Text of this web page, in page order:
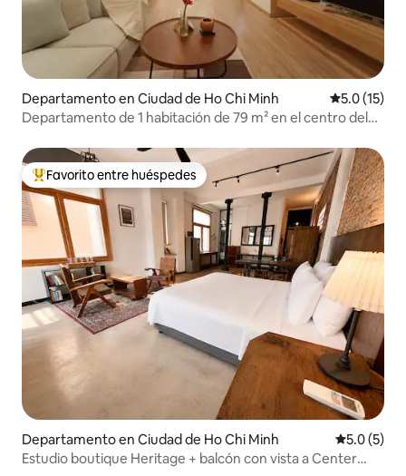
Departamento en Ciudad de Ho Chi Minh Calificación
5.0 (15)
Departamento de 1 habitación de 79 m² en el centro del
De los mejores en Favorito entre huéspedes
Favorito entre huéspedes
Departamento en Ciudad de Ho Chi Minh
5.0 (5)
Estudio boutique Heritage + balcón con vista a Center